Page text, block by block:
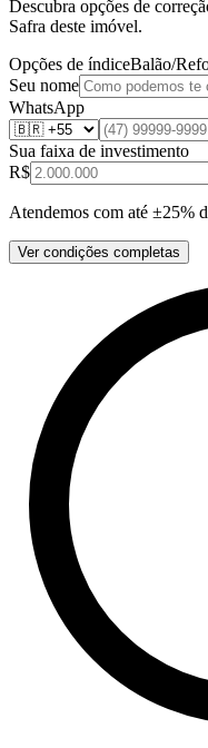
Descubra opções de
Safra deste imóvel.
Opções de índiceBalão/
Seu nome
WhatsApp
Sua faixa de investimento
R$
Atendemos com até ±25%
Ver condições completas